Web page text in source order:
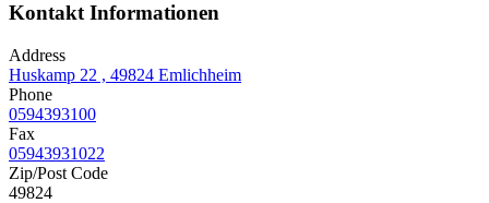
Kontakt Informationen
Address
Huskamp 22 , 49824 Emlichheim
Phone
0594393100
Fax
05943931022
Zip/Post Code
49824